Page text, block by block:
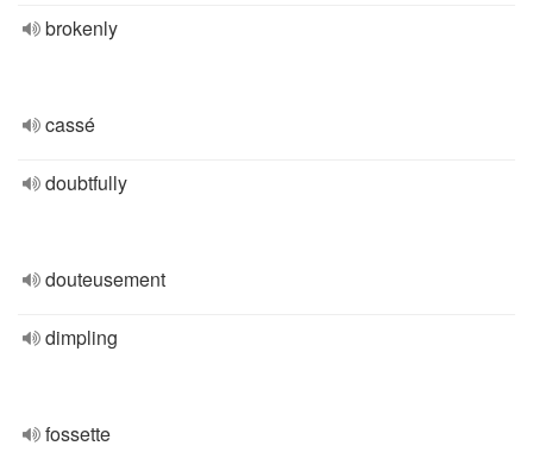
brokenly
cassé
doubtfully
douteusement
dimpling
fossette